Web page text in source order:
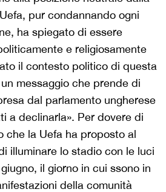
pur condannando ogni
ha spiegato di essere
e religiosamente
il contesto politico di questa
messaggio che prende di
dal parlamento ungherese
a declinarla». Per dovere di
che la Uefa ha proposto al
illuminare lo stadio con le luci
il giorno in cui ssono in
della comunità